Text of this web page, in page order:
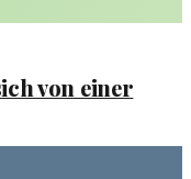
von einer